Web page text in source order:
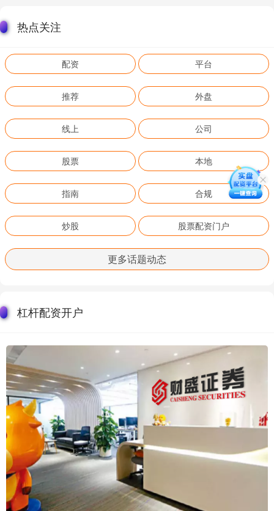
热点关注
配资 平台
推荐 外盘
线上 公司
股票 本地
指南 合规
炒股 股票配资门户
更多话题动态
杠杆配资开户